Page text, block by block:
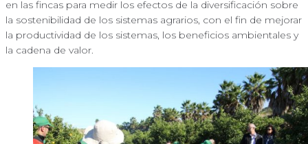
en las fincas para medir los efectos de la diversificación sobre
la sostenibilidad de los sistemas agrarios, con el fin de mejorar
la productividad de los sistemas, los beneficios ambientales y
la cadena de valor.